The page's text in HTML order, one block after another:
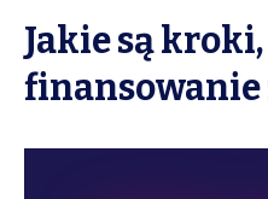
Jakie są
finansowanie